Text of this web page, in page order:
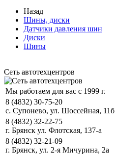
Назад
Шины, диски
Датчики давления шин
Диски
Шины
Сеть автотехцентров
Мы работаем для вас с 1999 г.
8 (4832) 30-75-20
с. Супонево, ул. Шоссейная, 11б
8 (4832) 32-22-75
г. Брянск ул. Флотская, 137-а
8 (4832) 32-21-09
г. Брянск, ул. 2-я Мичурина, 2а